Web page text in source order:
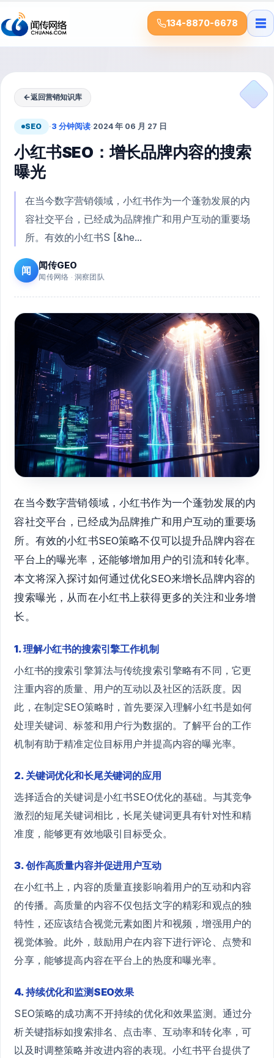
134-8870-6678 ☰
←返回营销知识库
SEO ·3 分钟阅读·2024 年 06 月 27 日
小红书SEO：增长品牌内容的搜索
曝光
在当今数字营销领域，小红书作为一个蓬勃发展的内
容社交平台，已经成为品牌推广和用户互动的重要场
所。有效的小红书S [&he...
闻 闻传GEO
闻传网络 · 洞察团队
在当今数字营销领域，小红书作为一个蓬勃发展的内
容社交平台，已经成为品牌推广和用户互动的重要场
所。有效的小红书SEO策略不仅可以提升品牌内容在
平台上的曝光率，还能够增加用户的引流和转化率。
本文将深入探讨如何通过优化SEO来增长品牌内容的
搜索曝光，从而在小红书上获得更多的关注和业务增
长。
1. 理解小红书的搜索引擎工作机制
小红书的搜索引擎算法与传统搜索引擎略有不同，它更
注重内容的质量、用户的互动以及社区的活跃度。因
此，在制定SEO策略时，首先要深入理解小红书是如何
处理关键词、标签和用户行为数据的。了解平台的工作
机制有助于精准定位目标用户并提高内容的曝光率。
2. 关键词优化和长尾关键词的应用
选择适合的关键词是小红书SEO优化的基础。与其竞争
激烈的短尾关键词相比，长尾关键词更具有针对性和精
准度，能够更有效地吸引目标受众。
3. 创作高质量内容并促进用户互动
在小红书上，内容的质量直接影响着用户的互动和内容
的传播。高质量的内容不仅包括文字的精彩和观点的独
特性，还应该结合视觉元素如图片和视频，增强用户的
视觉体验。此外，鼓励用户在内容下进行评论、点赞和
分享，能够提高内容在平台上的热度和曝光率。
4. 持续优化和监测SEO效果
SEO策略的成功离不开持续的优化和效果监测。通过分
析关键指标如搜索排名、点击率、互动率和转化率，可
以及时调整策略并改进内容的表现。小红书平台提供了